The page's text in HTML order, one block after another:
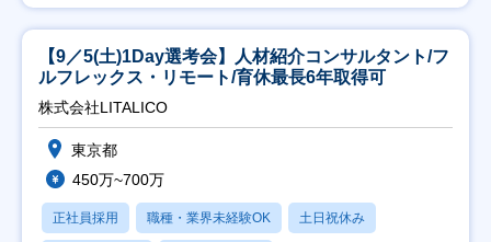
【9／5(土)1Day選考会】人材紹介コンサルタント/フ
ルフレックス・リモート/育休最長6年取得可
株式会社LITALICO
東京都
450万~700万
正社員採用 職種・業界未経験OK 土日祝休み